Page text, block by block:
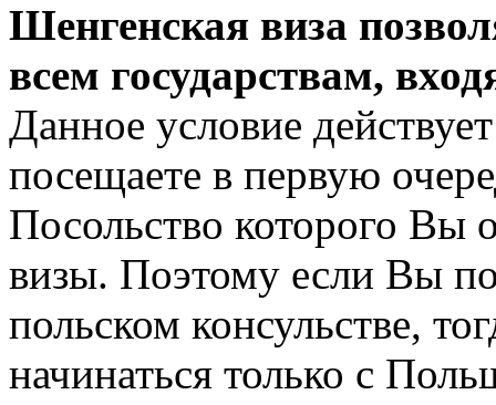
Шенгенская виза
всем государствам,
Данное условие
посещаете в первую
Посольство которого Вы
визы. Поэтому если Вы
польском консульстве,
начинаться только с